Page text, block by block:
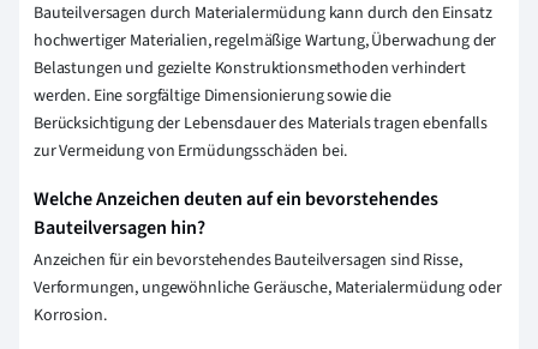
Bauteilversagen durch Materialermüdung kann durch den Einsatz
hochwertiger Materialien, regelmäßige Wartung, Überwachung der
Belastungen und gezielte Konstruktionsmethoden verhindert
werden. Eine sorgfältige Dimensionierung sowie die
Berücksichtigung der Lebensdauer des Materials tragen ebenfalls
zur Vermeidung von Ermüdungsschäden bei.
Welche Anzeichen deuten auf ein bevorstehendes
Bauteilversagen hin?
Anzeichen für ein bevorstehendes Bauteilversagen sind Risse,
Verformungen, ungewöhnliche Geräusche, Materialermüdung oder
Korrosion.